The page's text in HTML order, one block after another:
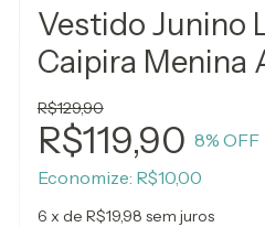
Vestido Junino
Caipira Menina
R$129,90
R$119,90 8% OFF
Economize: R$10,00
6 x de R$19,98 sem juros